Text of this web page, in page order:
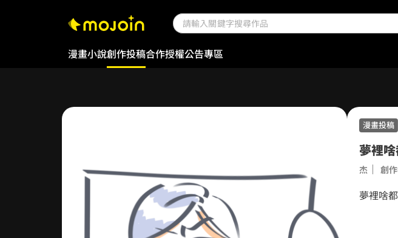
漫畫小說創作投稿合作授權公告專區
漫畫投稿
夢裡
杰 創
夢裡啥
0
1
2